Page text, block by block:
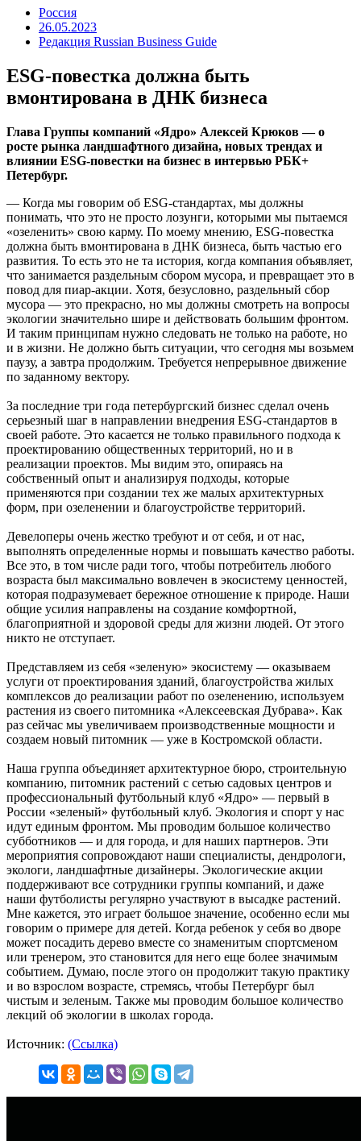
Россия
26.05.2023
Редакция Russian Business Guide
ESG-повестка должна быть
вмонтирована в ДНК бизнеса
Глава Группы компаний «Ядро» Алексей Крюков — о
росте рынка ландшафтного дизайна, новых трендах и
влиянии ESG-повестки на бизнес в интервью РБК+
Петербург.
— Когда мы говорим об ESG-стандартах, мы должны
понимать, что это не просто лозунги, которыми мы пытаемся
«озеленить» свою карму. По моему мнению, ESG-повестка
должна быть вмонтирована в ДНК бизнеса, быть частью его
развития. То есть это не та история, когда компания объявляет,
что занимается раздельным сбором мусора, и превращает это в
повод для пиар-акции. Хотя, безусловно, раздельный сбор
мусора — это прекрасно, но мы должны смотреть на вопросы
экологии значительно шире и действовать большим фронтом.
И таким принципам нужно следовать не только на работе, но
и в жизни. Не должно быть ситуации, что сегодня мы возьмем
паузу, а завтра продолжим. Требуется непрерывное движение
по заданному вектору.
За последние три года петербургский бизнес сделал очень
серьезный шаг в направлении внедрения ESG-стандартов в
своей работе. Это касается не только правильного подхода к
проектированию общественных территорий, но и в
реализации проектов. Мы видим это, опираясь на
собственный опыт и анализируя подходы, которые
применяются при создании тех же малых архитектурных
форм, при озеленении и благоустройстве территорий.
Девелоперы очень жестко требуют и от себя, и от нас,
выполнять определенные нормы и повышать качество работы.
Все это, в том числе ради того, чтобы потребитель любого
возраста был максимально вовлечен в экосистему ценностей,
которая подразумевает бережное отношение к природе. Наши
общие усилия направлены на создание комфортной,
благоприятной и здоровой среды для жизни людей. От этого
никто не отступает.
Представляем из себя «зеленую» экосистему — оказываем
услуги от проектирования зданий, благоустройства жилых
комплексов до реализации работ по озеленению, используем
растения из своего питомника «Алексеевская Дубрава». Как
раз сейчас мы увеличиваем производственные мощности и
создаем новый питомник — уже в Костромской области.
Наша группа объединяет архитектурное бюро, строительную
компанию, питомник растений с сетью садовых центров и
профессиональный футбольный клуб «Ядро» — первый в
России «зеленый» футбольный клуб. Экология и спорт у нас
идут единым фронтом. Мы проводим большое количество
субботников — и для города, и для наших партнеров. Эти
мероприятия сопровождают наши специалисты, дендрологи,
экологи, ландшафтные дизайнеры. Экологические акции
поддерживают все сотрудники группы компаний, и даже
наши футболисты регулярно участвуют в высадке растений.
Мне кажется, это играет большое значение, особенно если мы
говорим о примере для детей. Когда ребенок у себя во дворе
может посадить дерево вместе со знаменитым спортсменом
или тренером, это становится для него еще более значимым
событием. Думаю, после этого он продолжит такую практику
и во взрослом возрасте, стремясь, чтобы Петербург был
чистым и зеленым. Также мы проводим большое количество
лекций об экологии в школах города.
Источник: (Ссылка)